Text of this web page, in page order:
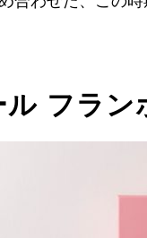
ル フラン